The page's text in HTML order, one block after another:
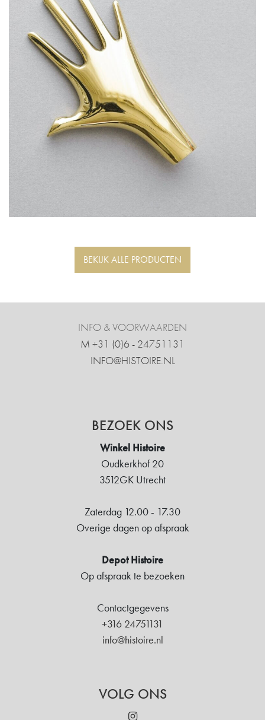
BEKIJK ALLE PRODUCTEN
INFO & VOORWAARDEN
M +31 ‍(0)6 - 24751131
INFO@HISTOIRE.NL
BEZOEK ONS
Winkel Histoire
Oudkerkhof 20
3512GK Utrecht
Zaterdag 12.00 - 17.30
Overige dagen op afspraak
Depot Histoire
Op afspraak te bezoeken
Contactgegevens
+316 24751131
info@histoire.nl
VOLG ONS